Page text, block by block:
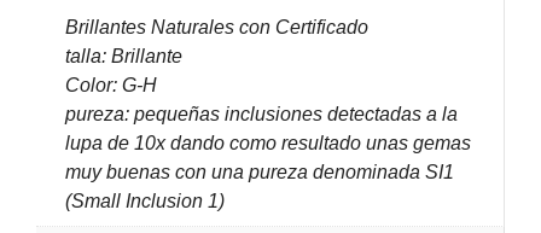
Brillantes Naturales con Certificado
talla: Brillante
Color: G-H
pureza: pequeñas inclusiones detectadas a la
lupa de 10x dando como resultado unas gemas
muy buenas con una pureza denominada SI1
(Small Inclusion 1)